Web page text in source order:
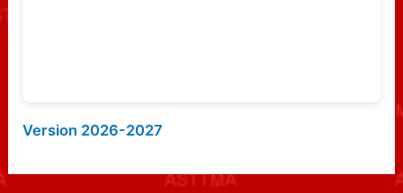
Version 2026-2027